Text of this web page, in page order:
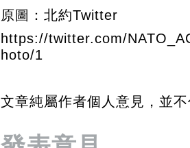
原圖：北約Twitter
https://twitter.com/
hoto/1
文章純屬作者個人意見，並不